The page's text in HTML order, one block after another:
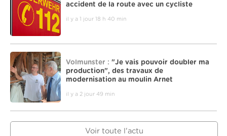
accident de la route avec un cycliste
il y a 1 jour 18 h 40 min
Volmunster : "Je vais pouvoir doubler ma
production", des travaux de
modernisation au moulin Arnet
il y a 2 jour 49 min
Voir toute l'actu